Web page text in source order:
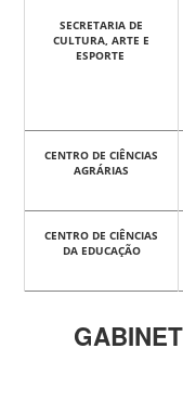
SECRETARIA DE
CULTURA, ARTE E
ESPORTE
CENTRO DE CIÊNCIAS
AGRÁRIAS
CENTRO DE CIÊNCIAS
DA EDUCAÇÃO